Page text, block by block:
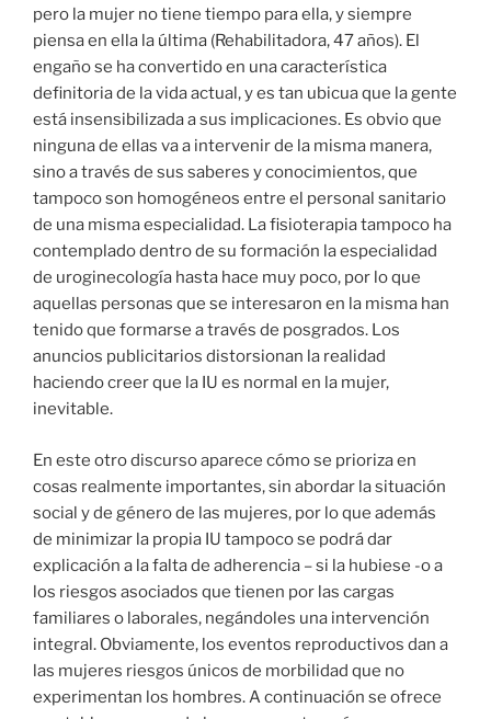
pero la mujer no tiene tiempo para ella, y siempre
piensa en ella la última (Rehabilitadora, 47 años). El
engaño se ha convertido en una característica
definitoria de la vida actual, y es tan ubicua que la gente
está insensibilizada a sus implicaciones. Es obvio que
ninguna de ellas va a intervenir de la misma manera,
sino a través de sus saberes y conocimientos, que
tampoco son homogéneos entre el personal sanitario
de una misma especialidad. La fisioterapia tampoco ha
contemplado dentro de su formación la especialidad
de uroginecología hasta hace muy poco, por lo que
aquellas personas que se interesaron en la misma han
tenido que formarse a través de posgrados. Los
anuncios publicitarios distorsionan la realidad
haciendo creer que la IU es normal en la mujer,
inevitable.
En este otro discurso aparece cómo se prioriza en
cosas realmente importantes, sin abordar la situación
social y de género de las mujeres, por lo que además
de minimizar la propia IU tampoco se podrá dar
explicación a la falta de adherencia – si la hubiese -o a
los riesgos asociados que tienen por las cargas
familiares o laborales, negándoles una intervención
integral. Obviamente, los eventos reproductivos dan a
las mujeres riesgos únicos de morbilidad que no
experimentan los hombres. A continuación se ofrece